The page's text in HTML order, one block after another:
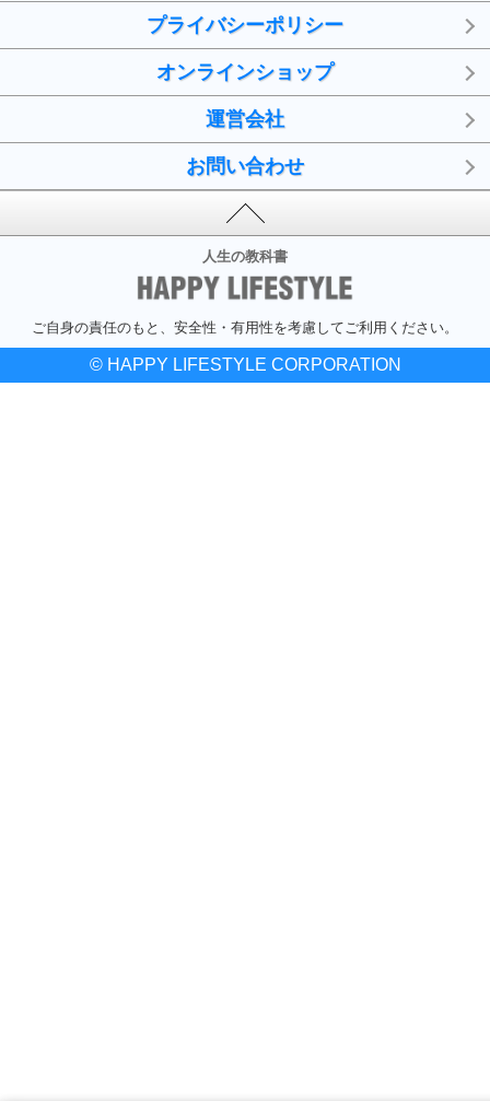
プライバシーポリシー
オンラインショップ
運営会社
お問い合わせ
人生の教科書
ご自身の責任のもと、安全性・有用性を考慮してご利用ください。
© HAPPY LIFESTYLE CORPORATION